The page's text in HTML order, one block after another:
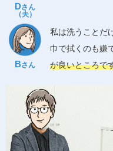
Dさん
（夫）
Bさん
私は洗うことだ
巾で拭くのも嫌
が良いところで